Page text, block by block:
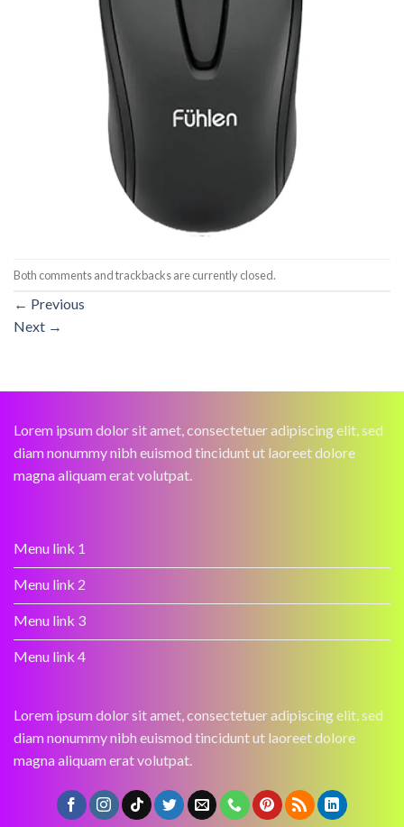
Both comments and trackbacks are currently closed.
← Previous
Next →
Lorem ipsum dolor sit amet, consectetuer adipiscing elit, sed
diam nonummy nibh euismod tincidunt ut laoreet dolore
magna aliquam erat volutpat.
Menu link 1
Menu link 2
Menu link 3
Menu link 4
Lorem ipsum dolor sit amet, consectetuer adipiscing elit, sed
diam nonummy nibh euismod tincidunt ut laoreet dolore
magna aliquam erat volutpat.